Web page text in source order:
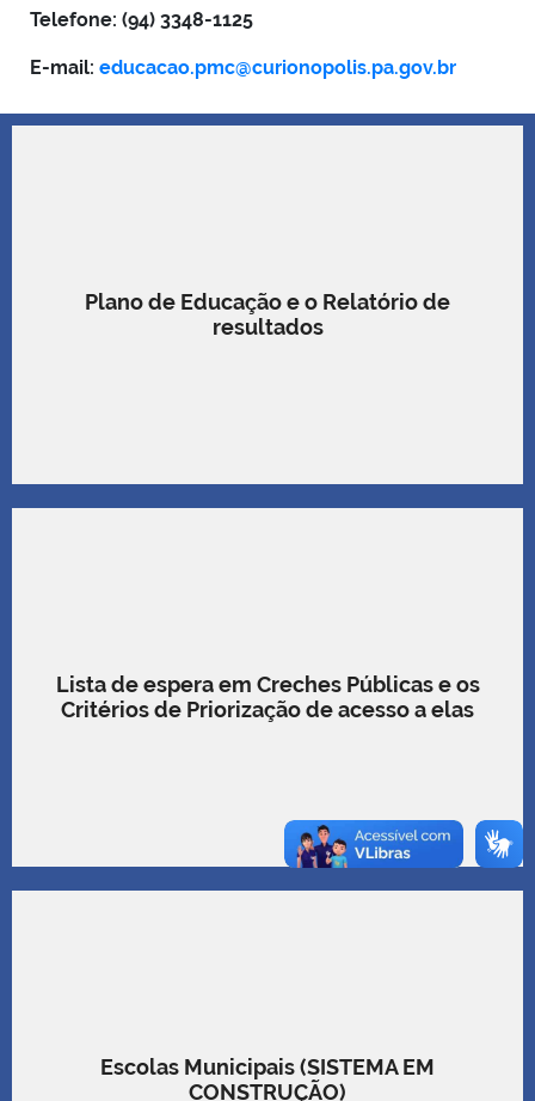
Telefone: (94) 3348-1125
E-mail: educacao.pmc@curionopolis.pa.gov.br
Plano de Educação e o Relatório de
resultados
Lista de espera em Creches Públicas e os
Critérios de Priorização de acesso a elas
Escolas Municipais (SISTEMA EM
CONSTRUÇÃO)